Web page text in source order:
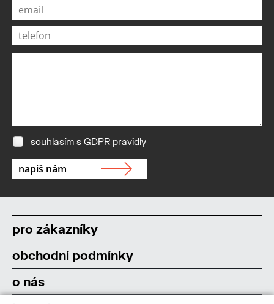
souhlasím s GDPR pravidly
pro zákazníky
obchodní podmínky
o nás